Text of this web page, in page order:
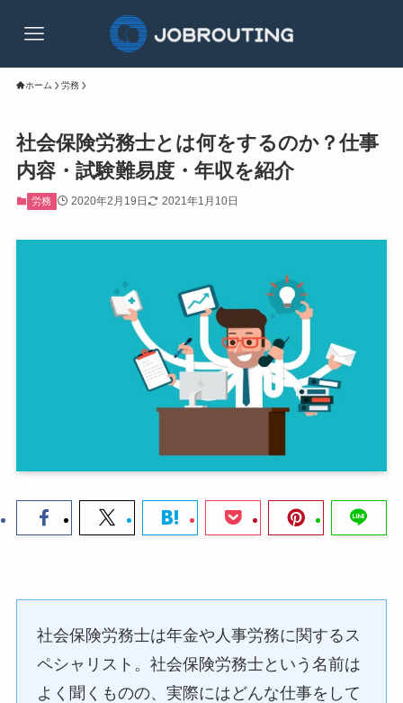
ホーム 労務
社会保険労務士とは何をするのか？仕事
内容・試験難易度・年収を紹介
労務 2020年2月19日 2021年1月10日
社会保険労務士は年金や人事労務に関するス
ペシャリスト。社会保険労務士という名前は
よく聞くものの、実際にはどんな仕事をして